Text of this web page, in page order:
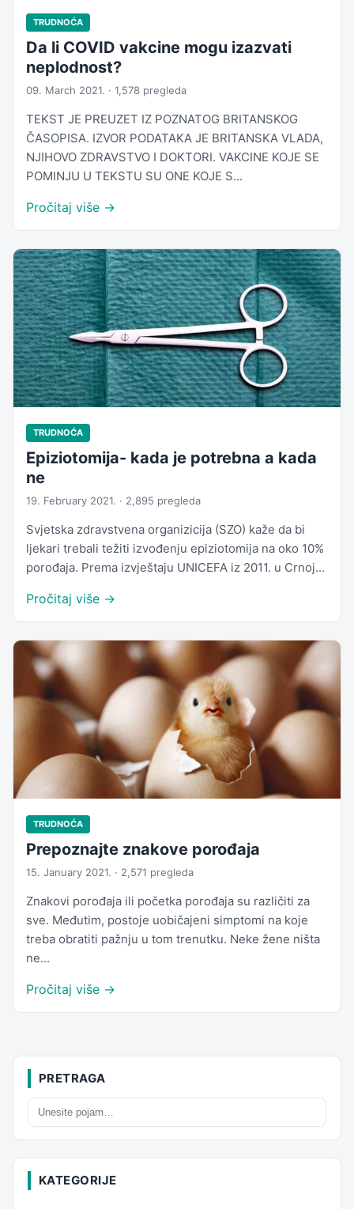
TRUDNOĆA
Da li COVID vakcine mogu izazvati
neplodnost?
09. March 2021. · 1,578 pregleda
TEKST JE PREUZET IZ POZNATOG BRITANSKOG
ČASOPISA. IZVOR PODATAKA JE BRITANSKA VLADA,
NJIHOVO ZDRAVSTVO I DOKTORI. VAKCINE KOJE SE
POMINJU U TEKSTU SU ONE KOJE S...
Pročitaj više →
TRUDNOĆA
Epiziotomija- kada je potrebna a kada
ne
19. February 2021. · 2,895 pregleda
Svjetska zdravstvena organizicija (SZO) kaže da bi
ljekari trebali težiti izvođenju epiziotomija na oko 10%
porođaja. Prema izvještaju UNICEFA iz 2011. u Crnoj...
Pročitaj više →
TRUDNOĆA
Prepoznajte znakove porođaja
15. January 2021. · 2,571 pregleda
Znakovi porođaja ili početka porođaja su različiti za
sve. Međutim, postoje uobičajeni simptomi na koje
treba obratiti pažnju u tom trenutku. Neke žene ništa
ne...
Pročitaj više →
PRETRAGA
KATEGORIJE